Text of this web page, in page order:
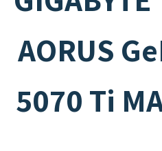
AORUS
5070 Ti